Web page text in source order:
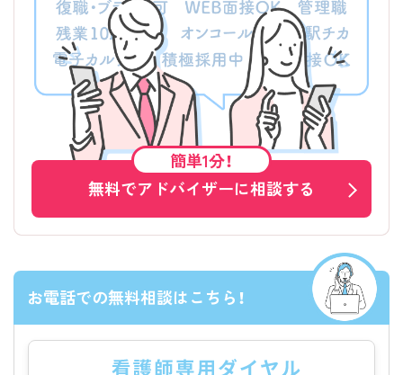
簡単1分！
無料でアドバイザーに相談する
お電話での無料相談はこちら！